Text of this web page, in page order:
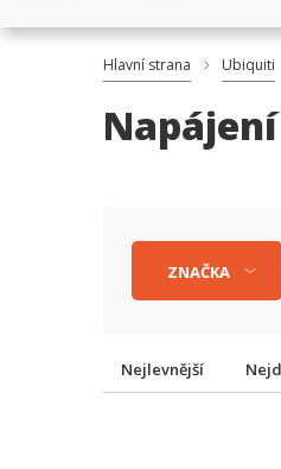
Hlavní strana Ubiquiti
Napájení
ZNAČKA
Nejlevnější